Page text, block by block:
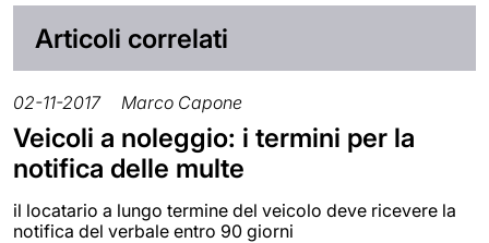
Articoli correlati
02-11-2017 Marco Capone
Veicoli a noleggio: i termini per la
notifica delle multe
il locatario a lungo termine del veicolo deve ricevere la
notifica del verbale entro 90 giorni